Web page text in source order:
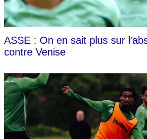
ASSE : On en sait plus sur
contre Venise